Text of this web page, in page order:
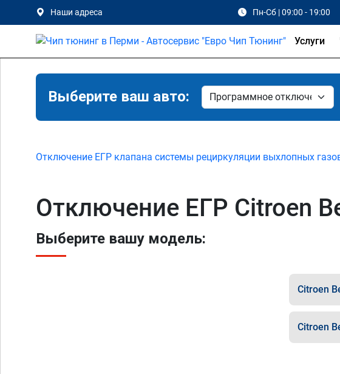
Наши адреса Пн-Сб | 09:00 - 19:00
Услуги
Выберите ваш авто:
Отключение ЕГР клапана системы рециркуляции выхлопных
Отключение ЕГР Citroen
Выберите вашу модель:
Citroen
Citroen